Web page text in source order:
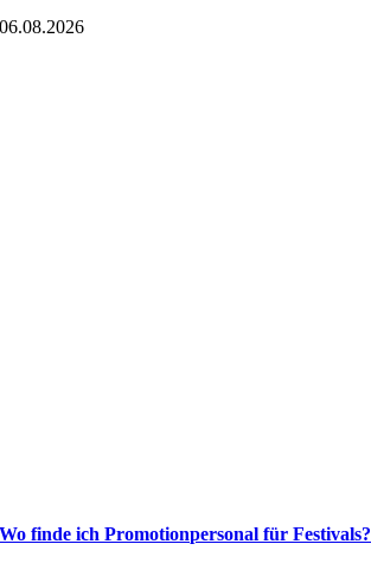
06.08.2026
Wo finde ich Promotionpersonal für Festivals?